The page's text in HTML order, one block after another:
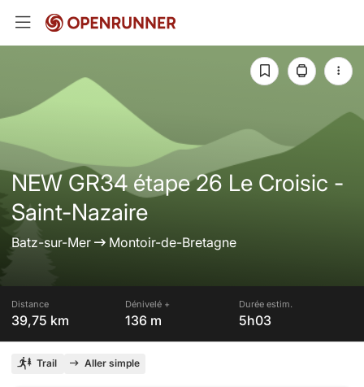
NEW GR34 étape 26 Le Croisic -
Saint-Nazaire
Batz-sur-Mer Montoir-de-Bretagne
Distance
39,75 km
Dénivelé +
136 m
Durée estim.
5h03
Trail Aller simple